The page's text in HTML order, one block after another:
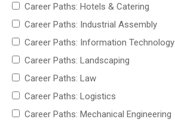
Career Paths: Hotels & Catering
Career Paths: Industrial Assembly
Career Paths: Information Technology
Career Paths: Landscaping
Career Paths: Law
Career Paths: Logistics
Career Paths: Mechanical Engineering